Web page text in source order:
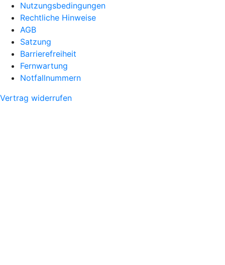
Nutzungsbedingungen
Rechtliche Hinweise
AGB
Satzung
Barrierefreiheit
Fernwartung
Notfallnummern
Vertrag widerrufen